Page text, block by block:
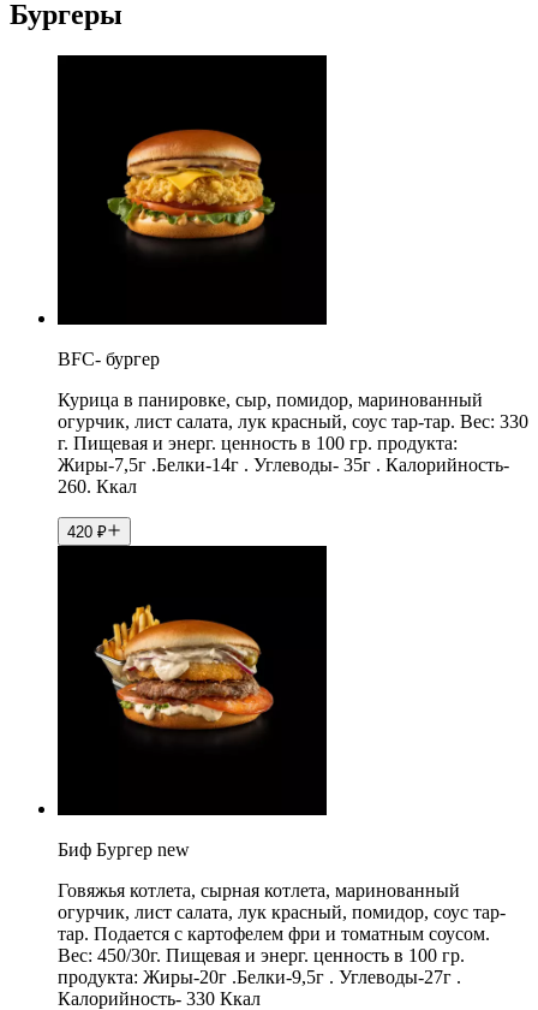
Бургеры
BFC- бургер
Курица в панировке, сыр, помидор, маринованный
огурчик, лист салата, лук красный, соус тар-тар. Вес: 330
г. Пищевая и энерг. ценность в 100 гр. продукта:
Жиры-7,5г .Белки-14г . Углеводы- 35г . Калорийность-
260. Ккал
420 ₽
Биф Бургер new
Говяжья котлета, сырная котлета, маринованный
огурчик, лист салата, лук красный, помидор, соус тар-
тар. Подается с картофелем фри и томатным соусом.
Вес: 450/30г. Пищевая и энерг. ценность в 100 гр.
продукта: Жиры-20г .Белки-9,5г . Углеводы-27г .
Калорийность- 330 Ккал